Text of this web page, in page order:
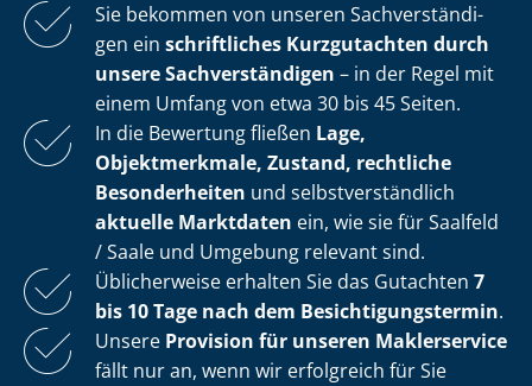
Sie bekommen von unseren Sach­ver­stän­di­
gen ein schriftliches Kurzgutachten durch
unsere Sach­ver­stän­di­gen – in der Regel mit
einem Umfang von etwa 30 bis 45 Seiten.
In die Bewertung fließen Lage,
Objektmerkmale, Zustand, rechtliche
Besonderheiten und selbst­ver­ständ­lich
aktuelle Marktdaten ein, wie sie für Saalfeld
/ Saale und Umgebung relevant sind.
Üblicherweise erhalten Sie das Gutachten 7
bis 10 Tage nach dem Be­sich­ti­gungs­ter­min.
Unsere Provision für unseren Maklerservice
fällt nur an, wenn wir erfolgreich für Sie